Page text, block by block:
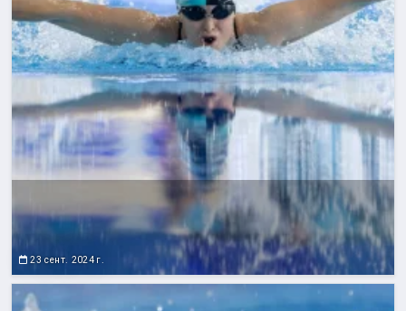
23 сент. 2024 г.